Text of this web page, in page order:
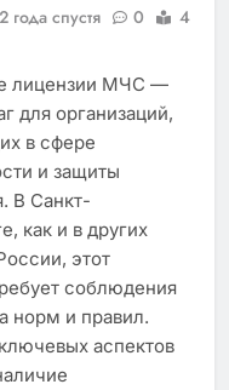
2 года спустя 0
4
лицензии МЧС —
для организаций,
в сфере
и защиты
В Санкт-
как и в других
этот
соблюдения
норм и правил.
аспектов